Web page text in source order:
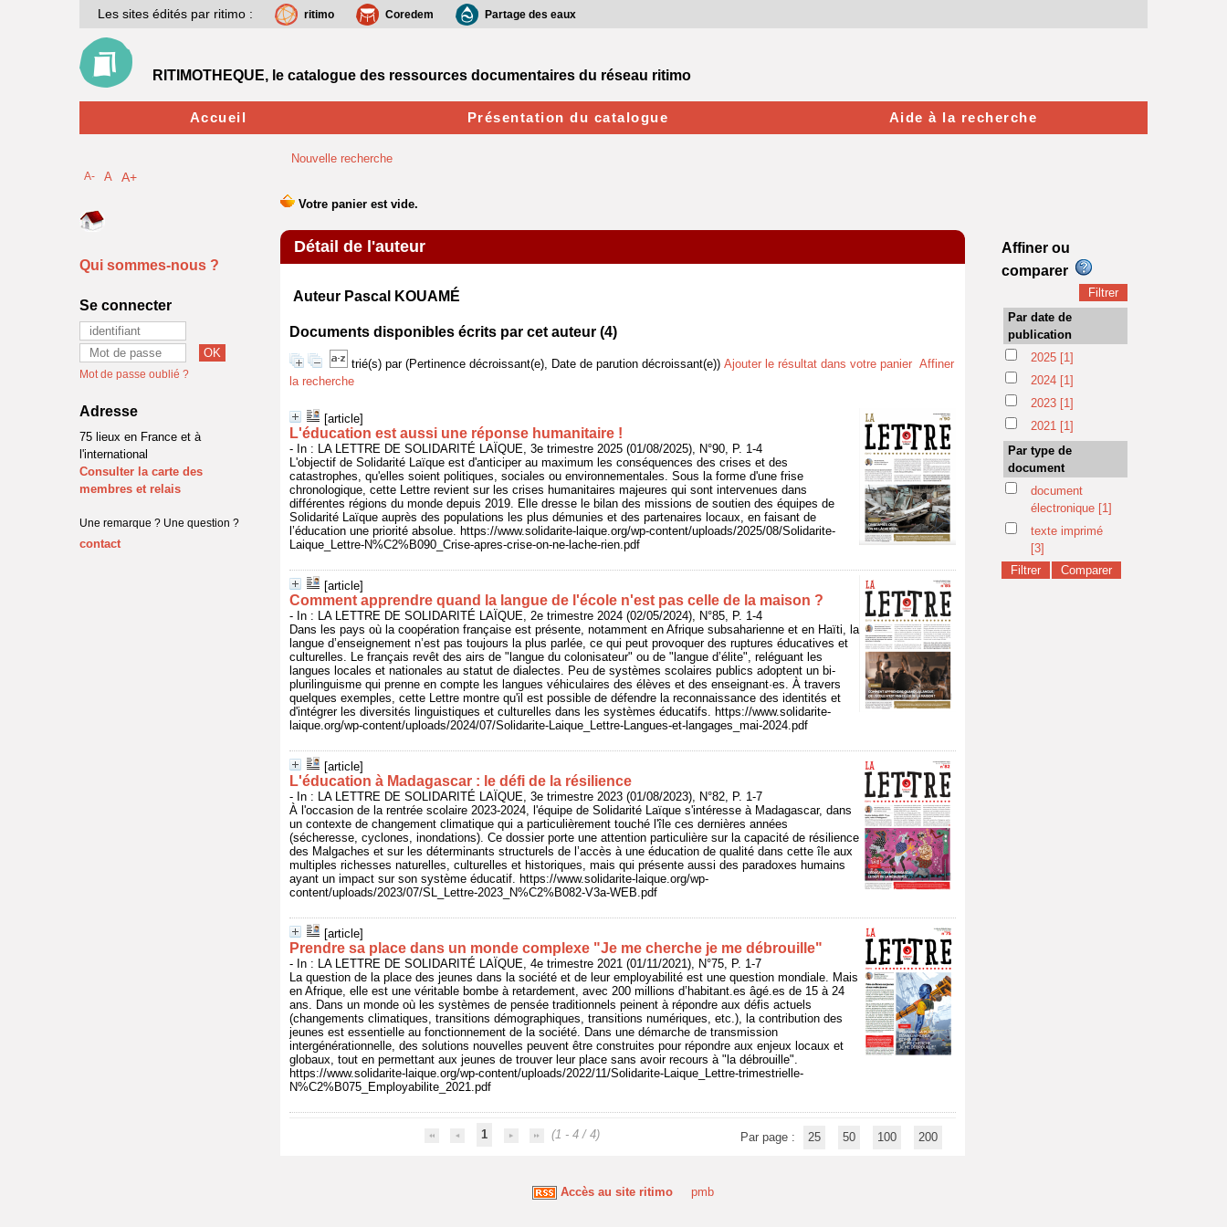
Nouvelle recherche
Détail de l'auteur
Auteur Pascal KOUAMÉ
Documents disponibles écrits par cet auteur (4)
trié(s) par (Pertinence décroissant(e), Date de parution décroissant(e)) Ajouter le résultat dans votre panier Affiner
la recherche
[article]
L'éducation est aussi une réponse humanitaire !
- In : LA LETTRE DE SOLIDARITÉ LAÏQUE, 3e trimestre 2025 (01/08/2025), N°90, P. 1-4
L'objectif de Solidarité Laïque est d'anticiper au maximum les conséquences des crises et des
catastrophes, qu'elles soient politiques, sociales ou environnementales. Sous la forme d'une frise
chronologique, cette Lettre revient sur les crises humanitaires majeures qui sont intervenues dans
différentes régions du monde depuis 2019. Elle dresse le bilan des missions de soutien des équipes de
Solidarité Laïque auprès des populations les plus démunies et des partenaires locaux, en faisant de
l’éducation une priorité absolue. https://www.solidarite-laique.org/wp-content/uploads/2025/08/Solidarite-
Laique_Lettre-N%C2%B090_Crise-apres-crise-on-ne-lache-rien.pdf
[article]
Comment apprendre quand la langue de l'école n'est pas celle de la maison ?
- In : LA LETTRE DE SOLIDARITÉ LAÏQUE, 2e trimestre 2024 (02/05/2024), N°85, P. 1-4
Dans les pays où la coopération française est présente, notamment en Afrique subsaharienne et en Haïti, la
langue d’enseignement n’est pas toujours la plus parlée, ce qui peut provoquer des ruptures éducatives et
culturelles. Le français revêt des airs de "langue du colonisateur" ou de "langue d’élite", reléguant les
langues locales et nationales au statut de dialectes. Peu de systèmes scolaires publics adoptent un bi-
plurilinguisme qui prenne en compte les langues véhiculaires des élèves et des enseignant·es. À travers
quelques exemples, cette Lettre montre qu'il est possible de défendre la reconnaissance des identités et
d'intégrer les diversités linguistiques et culturelles dans les systèmes éducatifs. https://www.solidarite-
laique.org/wp-content/uploads/2024/07/Solidarite-Laique_Lettre-Langues-et-langages_mai-2024.pdf
[article]
L'éducation à Madagascar : le défi de la résilience
- In : LA LETTRE DE SOLIDARITÉ LAÏQUE, 3e trimestre 2023 (01/08/2023), N°82, P. 1-7
À l'occasion de la rentrée scolaire 2023-2024, l'équipe de Solidarité Laïque s'intéresse à Madagascar, dans
un contexte de changement climatique qui a particulièrement touché l'île ces dernières années
(sécheresse, cyclones, inondations). Ce dossier porte une attention particulière sur la capacité de résilience
des Malgaches et sur les déterminants structurels de l’accès à une éducation de qualité dans cette île aux
multiples richesses naturelles, culturelles et historiques, mais qui présente aussi des paradoxes humains
ayant un impact sur son système éducatif. https://www.solidarite-laique.org/wp-
content/uploads/2023/07/SL_Lettre-2023_N%C2%B082-V3a-WEB.pdf
[article]
Prendre sa place dans un monde complexe "Je me cherche je me débrouille"
- In : LA LETTRE DE SOLIDARITÉ LAÏQUE, 4e trimestre 2021 (01/11/2021), N°75, P. 1-7
La question de la place des jeunes dans la société et de leur employabilité est une question mondiale. Mais
en Afrique, elle est une véritable bombe à retardement, avec 200 millions d’habitant.es âgé.es de 15 à 24
ans. Dans un monde où les systèmes de pensée traditionnels peinent à répondre aux défis actuels
(changements climatiques, transitions démographiques, transitions numériques, etc.), la contribution des
jeunes est essentielle au fonctionnement de la société. Dans une démarche de transmission
intergénérationnelle, des solutions nouvelles peuvent être construites pour répondre aux enjeux locaux et
globaux, tout en permettant aux jeunes de trouver leur place sans avoir recours à "la débrouille".
https://www.solidarite-laique.org/wp-content/uploads/2022/11/Solidarite-Laique_Lettre-trimestrielle-
N%C2%B075_Employabilite_2021.pdf
1 (1 - 4 / 4) Par page : 25 50 100 200
Accès au site ritimo pmb
Les sites édités par ritimo : ritimo Coredem Partage des eaux
RITIMOTHEQUE, le catalogue des ressources documentaires du réseau ritimo
Accueil Présentation du catalogue Aide à la recherche
A- A A+
Qui sommes-nous ?
Se connecter
Mot de passe oublié ?
Adresse
75 lieux en France et à
l'international
Consulter la carte des
membres et relais
Une remarque ? Une question ?
contact
Affiner ou
comparer
Par date de
publication
2025 [1]
2024 [1]
2023 [1]
2021 [1]
Par type de
document
document
électronique [1]
texte imprimé
[3]